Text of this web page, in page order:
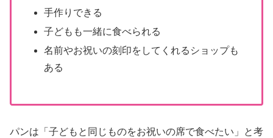
手作りできる
子どもも一緒に食べられる
名前やお祝いの刻印をしてくれるショップも
ある
パンは「子どもと同じものをお祝いの席で食べたい」と考